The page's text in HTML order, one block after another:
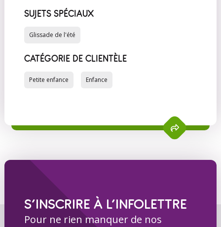
SUJETS SPÉCIAUX
Glissade de l'été
CATÉGORIE DE CLIENTÈLE
Petite enfance Enfance
S’INSCRIRE À L’INFOLETTRE
Pour ne rien manquer de nos